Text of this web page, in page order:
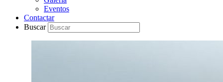
Eventos
Contactar
Buscar